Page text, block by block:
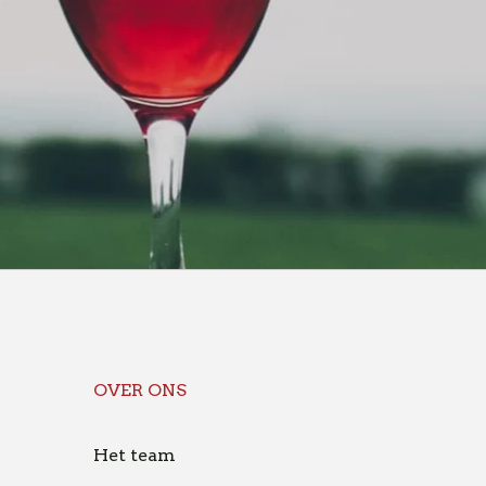
OVER ONS
Het team